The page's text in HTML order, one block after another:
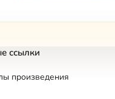
ссылки
произведения